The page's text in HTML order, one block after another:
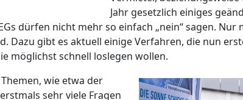
Jahr gesetzlich einiges
dürfen nicht mehr so einfach „nein“ sagen.
Dazu gibt es aktuell einige Verfahren, die nun
möglichst schnell loslegen wollen.
wie etwa der
sehr viele Fragen